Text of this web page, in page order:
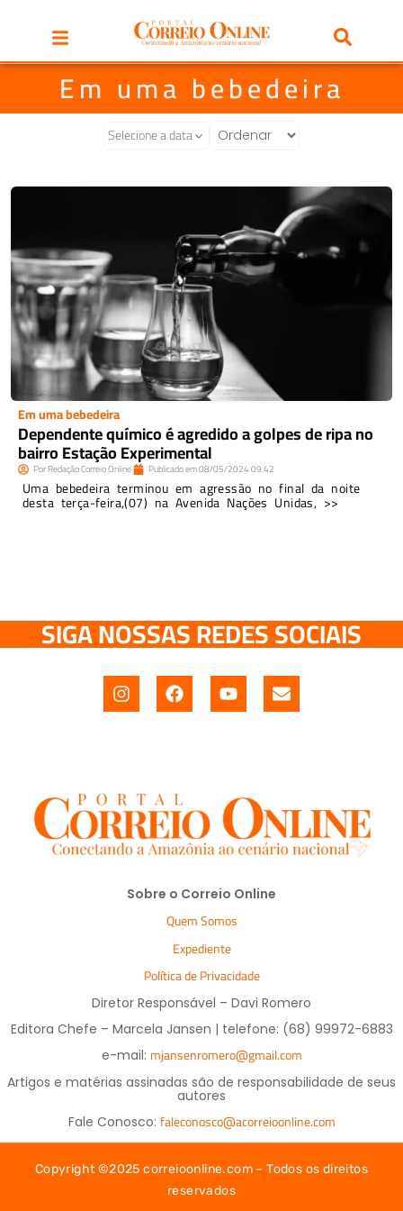
Em uma bebedeira
Selecione a data
Em uma bebedeira
Dependente químico é agredido a golpes de ripa no
bairro Estação Experimental
PorRedação Correio Online Publicado em08/05/202409:42
Uma bebedeira terminou em agressão no final da noite
desta terça-feira,(07) na Avenida Nações Unidas, >>
SIGA NOSSAS REDES SOCIAIS
Sobre o Correio Online
Quem Somos
Expediente
Política de Privacidade
Diretor Responsável – Davi Romero
Editora Chefe – Marcela Jansen | telefone: (68) 99972-6883
e-mail: mjansenromero@gmail.com
Artigos e matérias assinadas são de responsabilidade de seus
autores
Fale Conosco: faleconosco@acorreioonline.com
Copyright ©2025 correioonline.com – Todos os direitos
reservados